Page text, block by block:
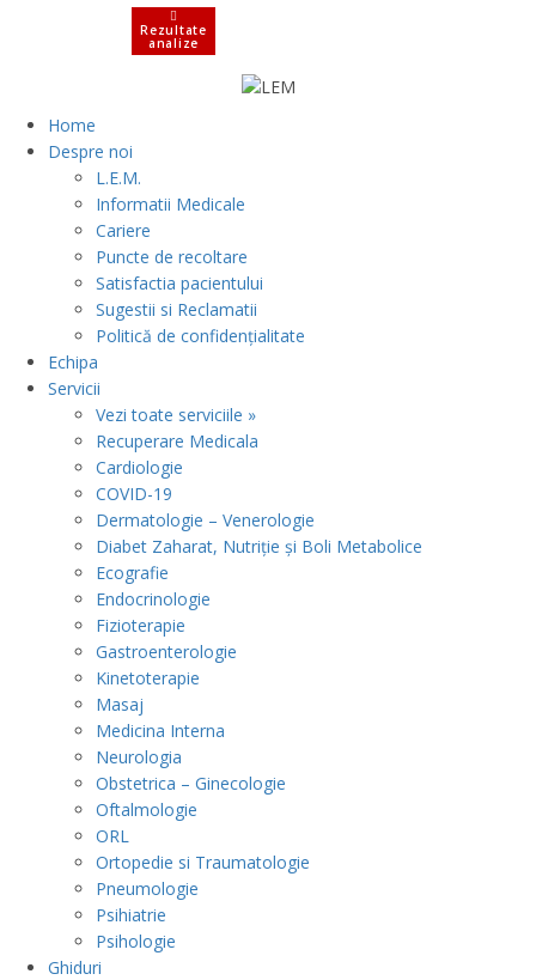
Home
Despre noi
L.E.M.
Informatii Medicale
Cariere
Puncte de recoltare
Satisfactia pacientului
Sugestii si Reclamatii
Politică de confidențialitate
Echipa
Servicii
Vezi toate serviciile »
Recuperare Medicala
Cardiologie
COVID-19
Dermatologie – Venerologie
Diabet Zaharat, Nutriție și Boli Metabolice
Ecografie
Endocrinologie
Fizioterapie
Gastroenterologie
Kinetoterapie
Masaj
Medicina Interna
Neurologia
Obstetrica – Ginecologie
Oftalmologie
ORL
Ortopedie si Traumatologie
Pneumologie
Psihiatrie
Psihologie
Ghiduri
Rezultate
analize